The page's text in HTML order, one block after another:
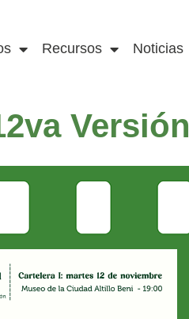
Recursos Noticias
Versión